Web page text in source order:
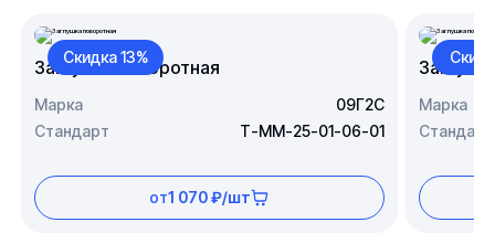
Скидка 13%
Заглушка поворотная
Марка
09Г2С
Стандарт
Т-ММ-25-01-06-01
от1 070 ₽/шт
Марка
Стандарт